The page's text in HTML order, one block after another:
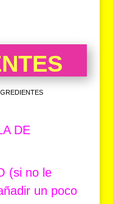
DE
(si no le
un poco